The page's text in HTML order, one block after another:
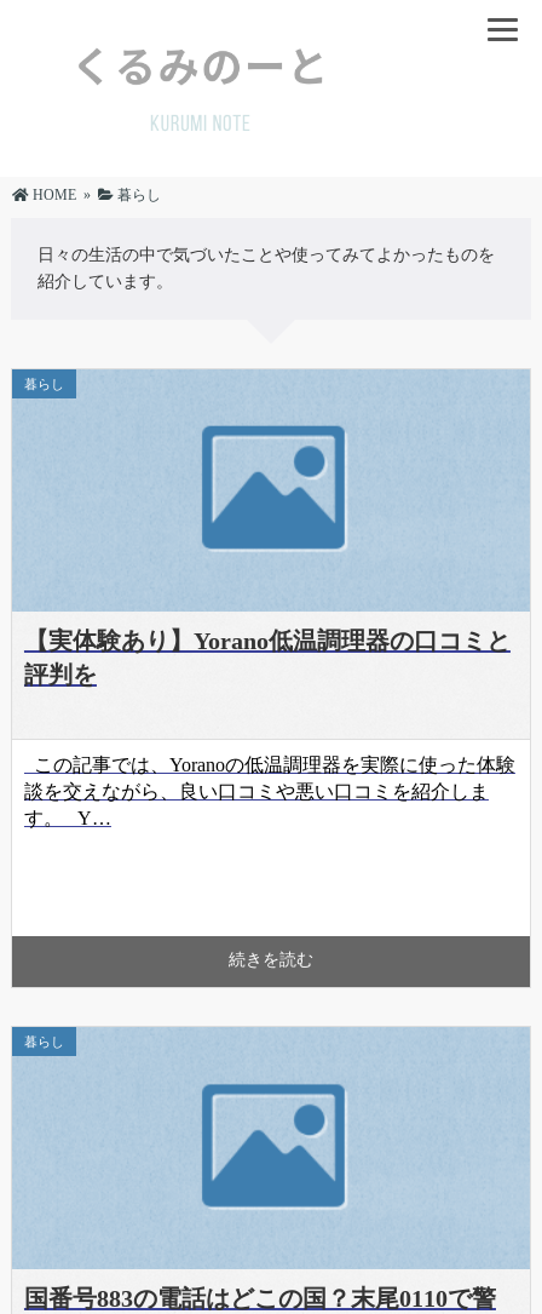
HOME » 暮らし
日々の生活の中で気づいたことや使ってみてよかったものを
紹介しています。
暮らし
【実体験あり】Yorano低温調理器の口コミと
評判を
この記事では、Yoranoの低温調理器を実際に使った体験
談を交えながら、良い口コミや悪い口コミを紹介しま
す。 Y…
続きを読む
暮らし
国番号883の電話はどこの国？末尾0110で警